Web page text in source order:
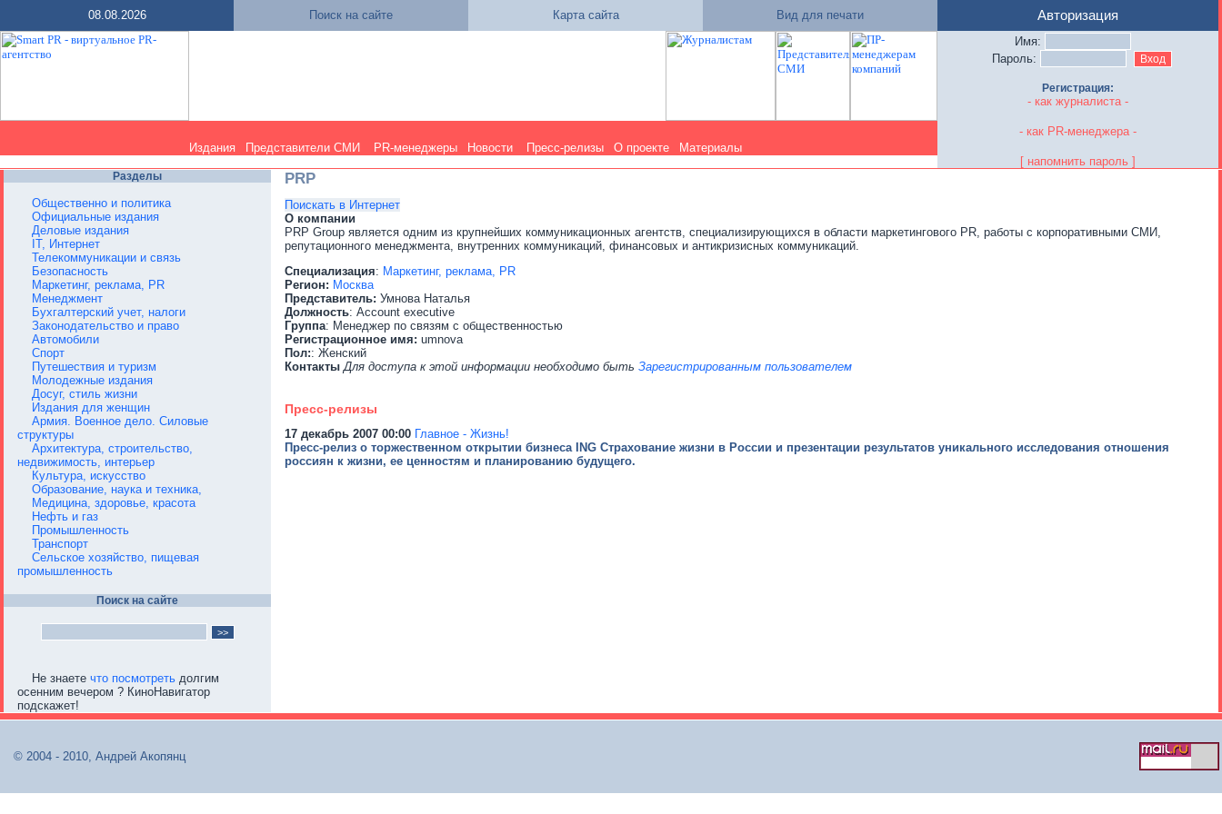
08.08.2026 Поиск на сайте Карта сайта Вид для печати
Издания Представители СМИ PR-менеджеры Новости Пресс-релизы О проекте Материалы
Авторизация
Имя:
Пароль:
Регистрация:
- как журналиста -
- как PR-менеджера -
[ напомнить пароль ]
Разделы
Общественно и политика
Официальные издания
Деловые издания
IT, Интернет
Телекоммуникации и связь
Безопасность
Маркетинг, реклама, PR
Менеджмент
Бухгалтерский учет, налоги
Законодательство и право
Автомобили
Спорт
Путешествия и туризм
Молодежные издания
Досуг, стиль жизни
Издания для женщин
Армия. Военное дело. Силовые
структуры
Архитектура, строительство,
недвижимость, интерьер
Культура, искусство
Образование, наука и техника,
Медицина, здоровье, красота
Нефть и газ
Промышленность
Транспорт
Сельское хозяйство, пищевая
промышленность
Поиск на сайте
Не знаете что посмотреть долгим
осенним вечером ? КиноНавигатор
подскажет!
PRP
Поискать в Интернет
О компании
PRP Group является одним из крупнейших коммуникационных агентств, специализирующихся в области маркетингового PR, работы с корпоративными СМИ,
репутационного менеджмента, внутренних коммуникаций, финансовых и антикризисных коммуникаций.
Специализация: Маркетинг, реклама, PR
Регион: Москва
Представитель: Умнова Наталья
Должность: Account executive
Группа: Менеджер по связям с общественностью
Регистрационное имя: umnova
Пол:: Женский
Контакты Для доступа к этой информации необходимо быть Зарегистрированным пользователем
Пресс-релизы
17 декабрь 2007 00:00 Главное - Жизнь!
Пресс-релиз о торжественном открытии бизнеса ING Страхование жизни в России и презентации результатов уникального исследования отношения
россиян к жизни, ее ценностям и планированию будущего.
© 2004 - 2010, Андрей Акопянц